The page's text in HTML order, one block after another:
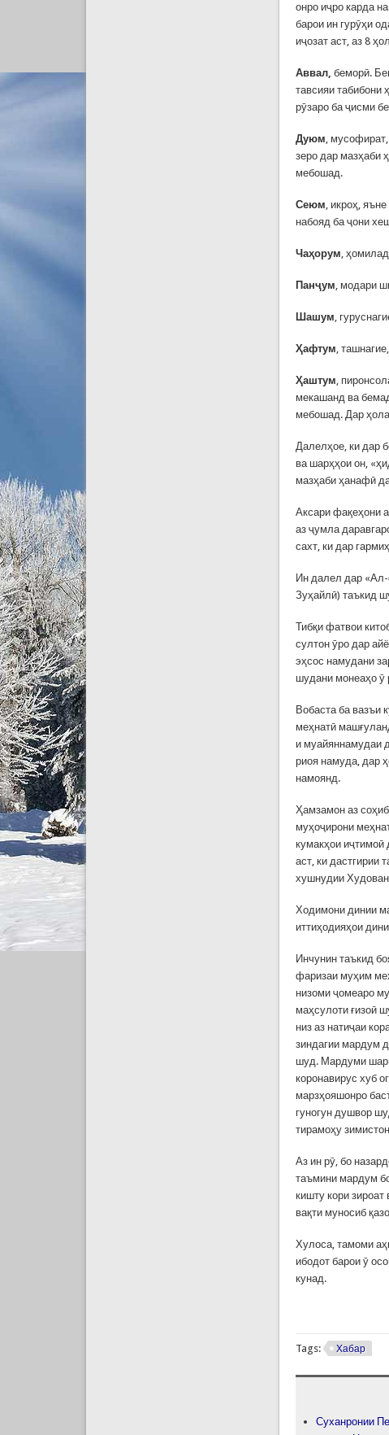
онро иҷро карда
барои ин гурӯҳи
иҷозат аст, аз 8
Аввал, беморӣ.
тавсияи табибони
рӯзаро ба ҷисми
Дуюм,
зеро дар мазҳаби
мебошад.
Сеюм, икроҳ,
набояд ба ҷони
Чаҳорум,
Панҷум, модари
Шашум,
Ҳафтум,
Ҳаштум,
мекашанд ва
мебошад. Дар
Далелҳое, ки дар
ва шарҳҳои он,
мазҳаби ҳанафӣ
Аксари фақеҳони
аз ҷумла
сахт, ки дар
Ин далел дар
Зуҳайлӣ) таъкид
Тибқи фатвои
султон ӯро дар
эҳсос намудани
шудани монеаҳо ӯ
Вобаста ба вазъи
меҳнатӣ
и муайяннамудаи
риоя намуда, дар
намоянд.
Ҳамзамон аз
муҳоҷирони
кумакҳои иҷтимоӣ
аст, ки
хушнудии
Ходимони динии
иттиҳодияҳои
Инчунин таъкид
фаризаи муҳим
низоми ҷомеаро
маҳсулоти ғизоӣ
низ аз натиҷаи
зиндагии мардум
шуд. Мардуми
коронавирус хуб
марзҳояшонро
гуногун душвор
тирамоҳу
Аз ин рӯ, бо
таъмини мардум
кишту кори
вақти муносиб
Хулоса, тамоми
ибодот барои ӯ
кунад.
Tags: Хабар
Суханронии